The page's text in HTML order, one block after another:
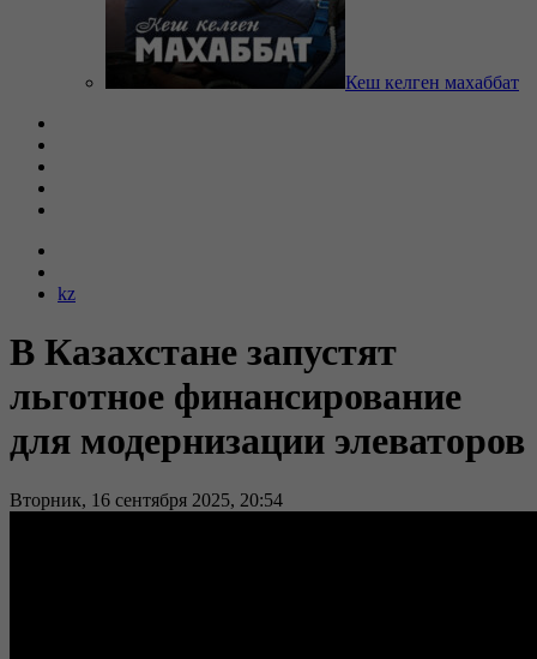
Кеш келген махаббат
kz
В Казахстане запустят
льготное финансирование
для модернизации элеваторов
Вторник, 16 сентября 2025, 20:54